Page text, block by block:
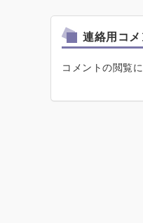
連絡用コメ
コメントの閲覧